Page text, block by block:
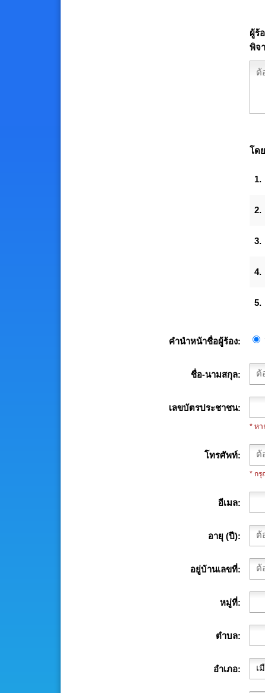
ผู้ร้
พิจ
โด
1.
2.
3.
4.
5.
คำนำหน้าชื่อผู้ร้อง
ชื่อ-นามสกุล
เลขบัตรประชาชน
* หา
โทรศัพท์
* กรุ
อีเมล
อายุ (ปี)
อยู่บ้านเลขที่
หมู่ที่
ตำบล
อำเภอ